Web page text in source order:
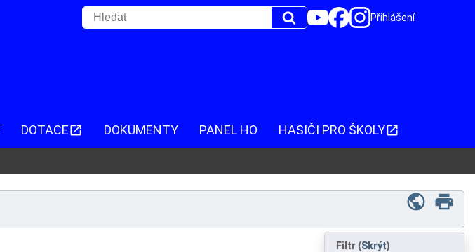
Přihlášení
DOTACE DOKUMENTY PANEL HO HASIČI PRO ŠKOLY
Filtr (Skrýt)